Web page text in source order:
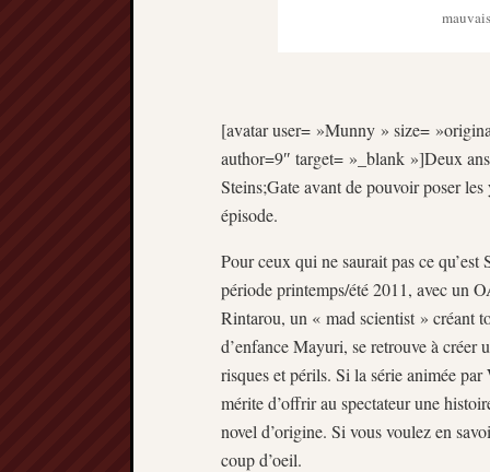
[avatar user= »Munny » size=
author=9″ target= »_blank »]Deux
Steins;Gate avant de pouvoir poser
épisode.
Pour ceux qui ne saurait pas ce
période printemps/été 2011, avec un
Rintarou, un « mad scientist » créant
d’enfance Mayuri, se retrouve à créer
risques et périls. Si la série animée
mérite d’offrir au spectateur une
novel d’origine. Si vous voulez en
coup d’oeil.